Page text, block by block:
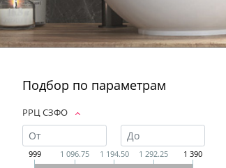
Подбор по параметрам
РРЦ СЗФО
999 1 096.75 1 194.50 1 292.25 1 390